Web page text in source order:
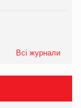
Всі журнали